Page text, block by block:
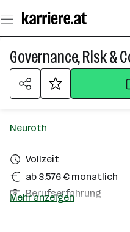
Seiteninhalt
springen
Neuroth
Vollzeit
ab 3.576 € monatlich
Berufserfahrung
Mehr anzeigen